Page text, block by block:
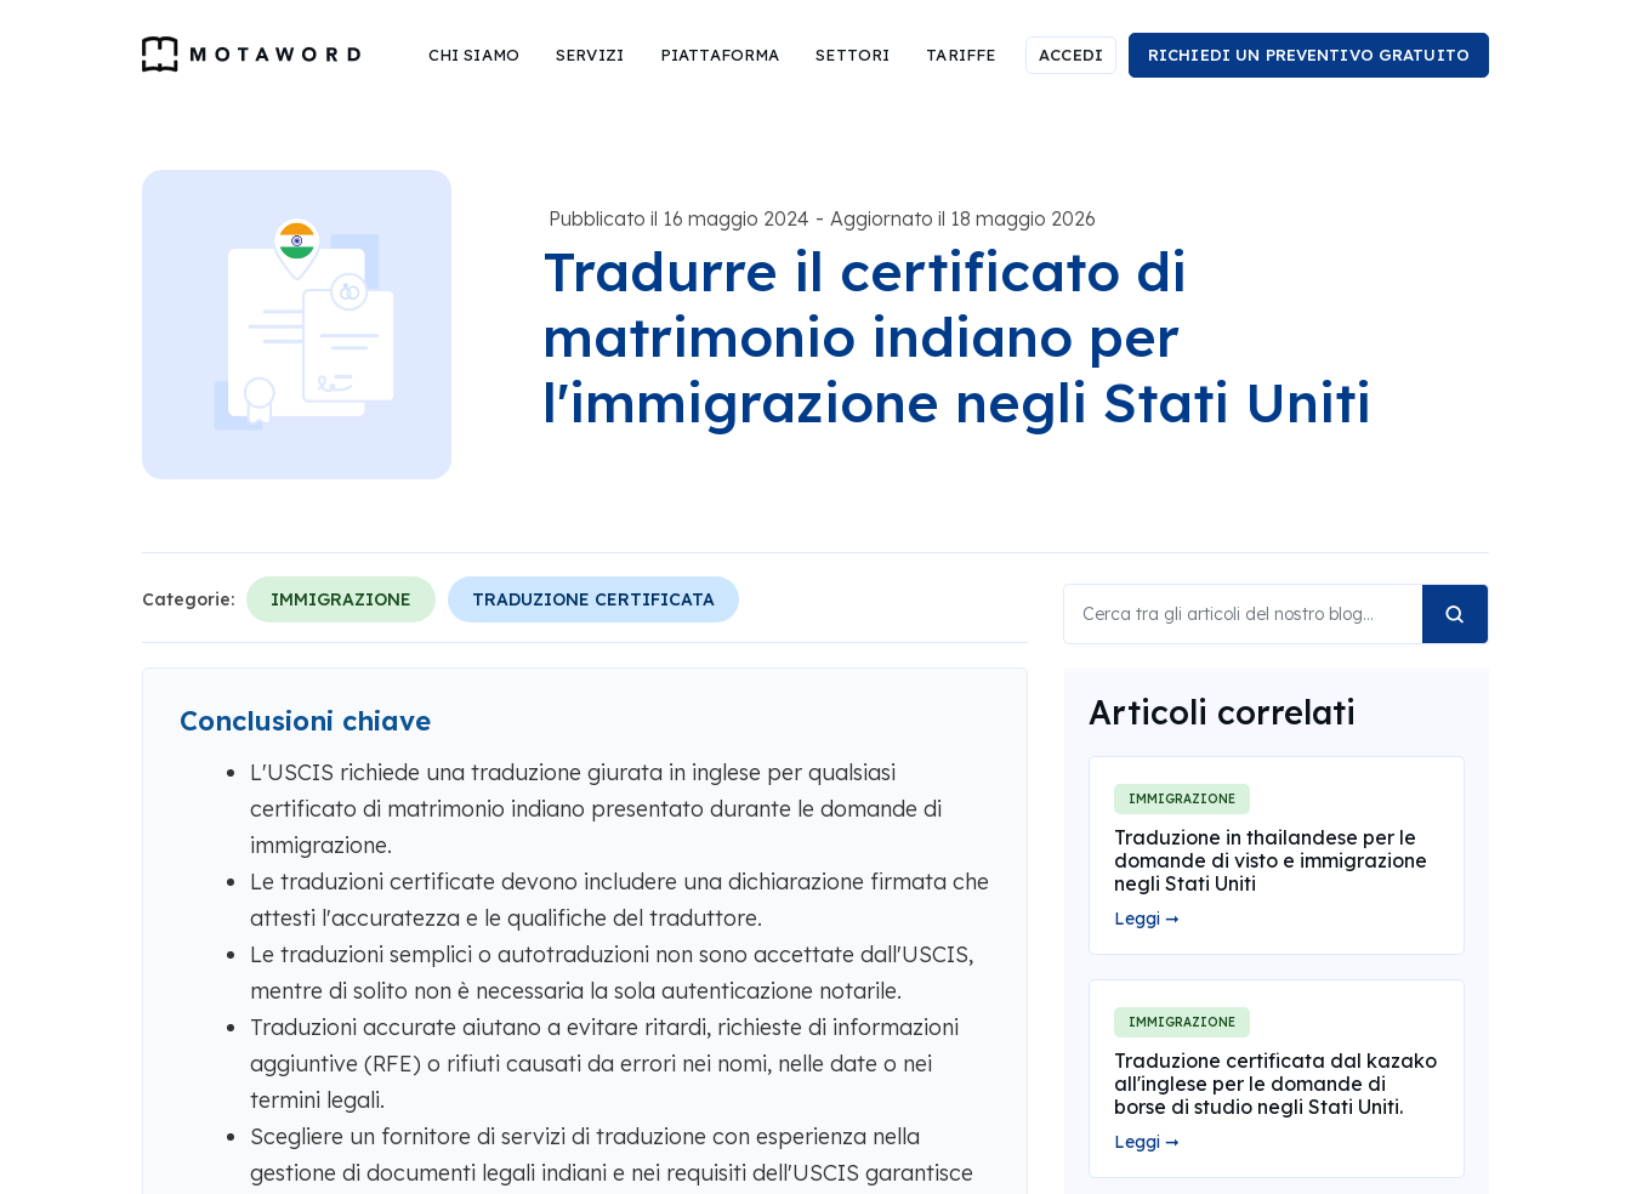
CHI SIAMO SERVIZI PIATTAFORMA SETTORI TARIFFE ACCEDI RICHIEDI UN PREVENTIVO GRATUITO
Pubblicato il 16 maggio 2024 - Aggiornato il 18 maggio 2026
Tradurre il certificato di
matrimonio indiano per
l'immigrazione negli Stati Uniti
Categorie: IMMIGRAZIONE TRADUZIONE CERTIFICATA
Conclusioni chiave
L'USCIS richiede una traduzione giurata in inglese per qualsiasi
certificato di matrimonio indiano presentato durante le domande di
immigrazione.
Le traduzioni certificate devono includere una dichiarazione firmata che
attesti l'accuratezza e le qualifiche del traduttore.
Le traduzioni semplici o autotraduzioni non sono accettate dall'USCIS,
mentre di solito non è necessaria la sola autenticazione notarile.
Traduzioni accurate aiutano a evitare ritardi, richieste di informazioni
aggiuntive (RFE) o rifiuti causati da errori nei nomi, nelle date o nei
termini legali.
Scegliere un fornitore di servizi di traduzione con esperienza nella
gestione di documenti legali indiani e nei requisiti dell'USCIS garantisce
Articoli correlati
IMMIGRAZIONE
Traduzione in thailandese per le
domande di visto e immigrazione
negli Stati Uniti
Leggi ➞
IMMIGRAZIONE
Traduzione certificata dal kazako
all'inglese per le domande di
borse di studio negli Stati Uniti.
Leggi ➞